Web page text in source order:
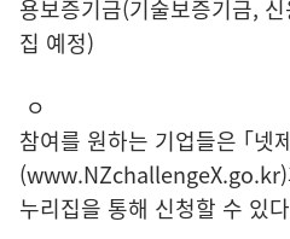
용보증기금(기술보증기금,
집 예정)
ㅇ
참여를 원하는 기업들은 ｢넷
(www.NZchallengeX.go.kr)
누리집을 통해 신청할 수 있